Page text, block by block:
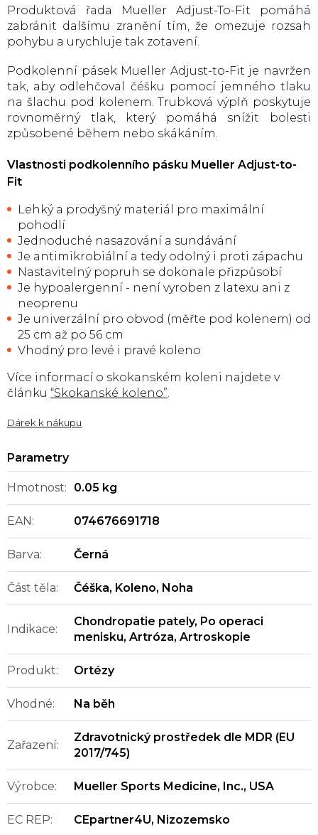
Produktová řada Mueller Adjust-To-Fit pomáhá
zabránit dalšímu zranění tím, že omezuje rozsah
pohybu a urychluje tak zotavení.
Podkolenní pásek Mueller Adjust-to-Fit je navržen
tak, aby odlehčoval čéšku pomocí jemného tlaku
na šlachu pod kolenem. Trubková výplň poskytuje
rovnoměrný tlak, který pomáhá snížit bolesti
způsobené během nebo skákáním.
Vlastnosti podkolenního pásku Mueller Adjust-to-
Fit
Lehký a prodyšný materiál pro maximální
pohodlí
Jednoduché nasazování a sundávání
Je antimikrobiální a tedy odolný i proti zápachu
Nastavitelný popruh se dokonale přizpůsobí
Je hypoalergenní - není vyroben z latexu ani z
neoprenu
Je univerzální pro obvod (měřte pod kolenem) od
25 cm až po 56 cm
Vhodný pro levé i pravé koleno
Více informací o skokanském koleni najdete v
článku “Skokanské koleno”.
Dárek k nákupu
Hmotnost: 0.05 kg
EAN : 074676691718
Barva: Černá
Část těla: Čéška, Koleno, Noha
Indikace:
Chondropatie pately, Po operaci
menisku, Artróza, Artroskopie
Produkt: Ortézy
Vhodné: Na běh
Zařazení:
Zdravotnický prostředek dle MDR (EU
2017/745)
Výrobce: Mueller Sports Medicine, Inc., USA
EC REP: CEpartner4U, Nizozemsko